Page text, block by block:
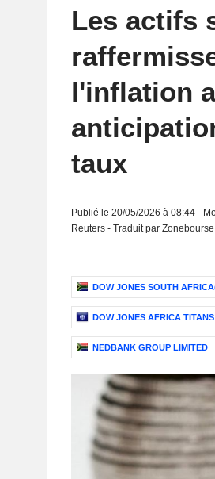
Les actifs
l'inflation
taux
Publié le 20/05/2026 à 08:44 -
Reuters - Traduit par Zonebourse
DOW JONES SOUTH
DOW JONES AFRICA
NEDBANK GROUP LIMITED